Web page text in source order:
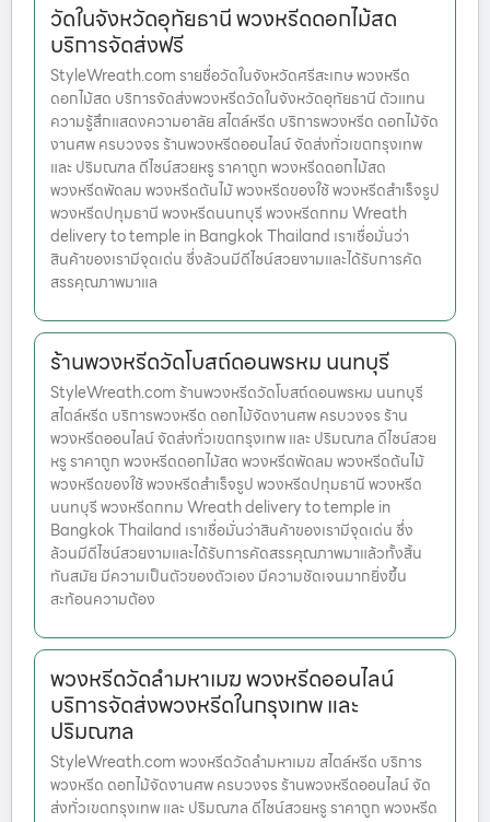
วัดในจังหวัดอุทัยธานี พวงหรีดดอกไม้สด
บริการจัดส่งฟรี
StyleWreath.com รายชื่อวัดในจังหวัดศรีสะเกษ พวงหรีด
ดอกไม้สด บริการจัดส่งพวงหรีดวัดในจังหวัดอุทัยธานี ตัวแทน
ความรู้สึกแสดงความอาลัย สไตล์หรีด บริการพวงหรีด ดอกไม้จัด
งานศพ ครบวงจร ร้านพวงหรีดออนไลน์ จัดส่งทั่วเขตกรุงเทพ
และ ปริมณฑล ดีไซน์สวยหรู ราคาถูก พวงหรีดดอกไม้สด
พวงหรีดพัดลม พวงหรีดต้นไม้ พวงหรีดของใช้ พวงหรีดสำเร็จรูป
พวงหรีดปทุมธานี พวงหรีดนนทบุรี พวงหรีดกทม Wreath
delivery to temple in Bangkok Thailand เราเชื่อมั่นว่า
สินค้าของเรามีจุดเด่น ซึ่งล้วนมีดีไซน์สวยงามและได้รับการคัด
สรรคุณภาพมาแล
ร้านพวงหรีดวัดโบสถ์ดอนพรหม นนทบุรี
StyleWreath.com ร้านพวงหรีดวัดโบสถ์ดอนพรหม นนทบุรี
สไตล์หรีด บริการพวงหรีด ดอกไม้จัดงานศพ ครบวงจร ร้าน
พวงหรีดออนไลน์ จัดส่งทั่วเขตกรุงเทพ และ ปริมณฑล ดีไซน์สวย
หรู ราคาถูก พวงหรีดดอกไม้สด พวงหรีดพัดลม พวงหรีดต้นไม้
พวงหรีดของใช้ พวงหรีดสำเร็จรูป พวงหรีดปทุมธานี พวงหรีด
นนทบุรี พวงหรีดกทม Wreath delivery to temple in
Bangkok Thailand เราเชื่อมั่นว่าสินค้าของเรามีจุดเด่น ซึ่ง
ล้วนมีดีไซน์สวยงามและได้รับการคัดสรรคุณภาพมาแล้วทั้งสิ้น
ทันสมัย มีความเป็นตัวของตัวเอง มีความชัดเจนมากยิ่งขึ้น
สะท้อนความต้อง
พวงหรีดวัดลำมหาเมฆ พวงหรีดออนไลน์
บริการจัดส่งพวงหรีดในกรุงเทพ และ
ปริมณฑล
StyleWreath.com พวงหรีดวัดลำมหาเมฆ สไตล์หรีด บริการ
พวงหรีด ดอกไม้จัดงานศพ ครบวงจร ร้านพวงหรีดออนไลน์ จัด
ส่งทั่วเขตกรุงเทพ และ ปริมณฑล ดีไซน์สวยหรู ราคาถูก พวงหรีด